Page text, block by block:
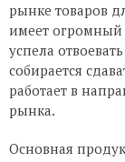
рынке товаров
имеет огромный
успела
собирается
работает в
рынка.
Основная